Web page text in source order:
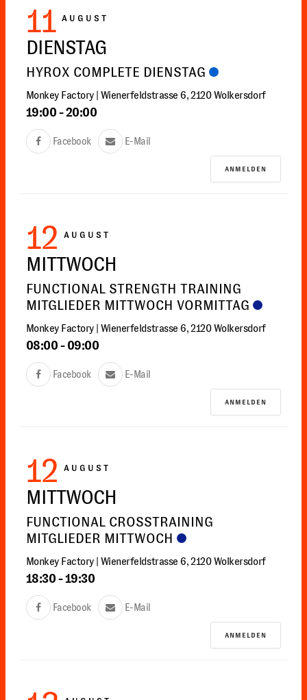
11 AUGUST
DIENSTAG
HYROX COMPLETE DIENSTAG
Monkey Factory | Wienerfeldstrasse 6, 2120 Wolkersdorf
19:00 -20:00
Facebook E-Mail
ANMELDEN
12 AUGUST
MITTWOCH
FUNCTIONAL STRENGTH TRAINING
MITGLIEDER MITTWOCH VORMITTAG
Monkey Factory | Wienerfeldstrasse 6, 2120 Wolkersdorf
08:00 - 09:00
Facebook E-Mail
ANMELDEN
12 AUGUST
MITTWOCH
FUNCTIONAL CROSSTRAINING
MITGLIEDER MITTWOCH
Monkey Factory | Wienerfeldstrasse 6, 2120 Wolkersdorf
18:30 -19:30
Facebook E-Mail
ANMELDEN